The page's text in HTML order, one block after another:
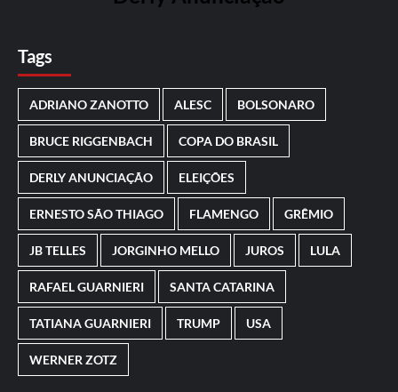
Tags
ADRIANO ZANOTTO ALESC BOLSONARO
BRUCE RIGGENBACH COPA DO BRASIL
DERLY ANUNCIAÇÃO ELEIÇÕES
ERNESTO SÃO THIAGO FLAMENGO GRÊMIO
JB TELLES JORGINHO MELLO JUROS LULA
RAFAEL GUARNIERI SANTA CATARINA
TATIANA GUARNIERI TRUMP USA
WERNER ZOTZ